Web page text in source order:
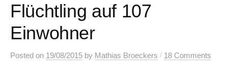
Flüchtling auf 107
Einwohner
Posted on 19/08/2015 by Mathias Broeckers / 18 Comments